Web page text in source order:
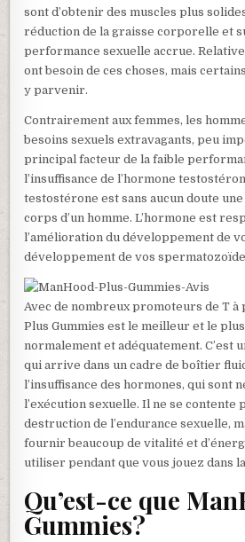
sont d’obtenir des muscles plus
réduction de la graisse corporelle et
performance sexuelle accrue.
ont besoin de ces choses, mais
y parvenir.
Contrairement aux femmes, les
besoins sexuels extravagants, peu
principal facteur de la faible
l’insuffisance de l’hormone
testostérone est sans aucun doute
corps d’un homme. L’hormone est
l’amélioration du développement de
développement de vos
Avec de nombreux promoteurs de T
Plus Gummies est le meilleur et le
normalement et adéquatement. C’est
qui arrive dans un cadre de boîtier
l’insuffisance des hormones, qui sont
l’exécution sexuelle. Il ne se contente
destruction de l’endurance sexuelle,
fournir beaucoup de vitalité et
utiliser pendant que vous jouez dans
Qu’est-ce que
Gummies?